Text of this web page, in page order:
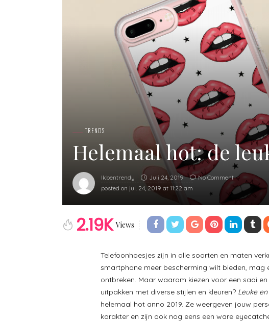
TRENDS
Helemaal hot: de
Ikbentrendy Juli 24, 2019
No Comment
posted on jul. 24, 2019 at 11:22 am
2.19K Views
Telefoonhoesjes zijn in alle soorten en maten
smartphone meer bescherming wilt bieden, mag
ontbreken. Maar waarom kiezen voor een saai
uitpakken met diverse stijlen en kleuren? Leuke
helemaal hot anno 2019. Ze weergeven jouw
karakter en zijn ook nog eens een ware